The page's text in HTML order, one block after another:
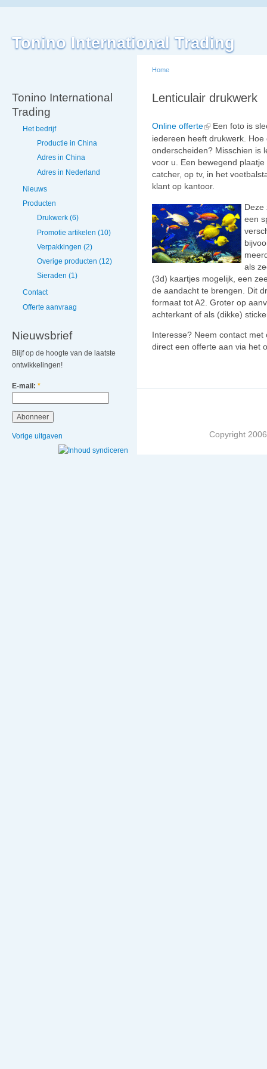
Tonino International Trading
Tonino International
Trading
Het bedrijf
Productie in China
Adres in China
Adres in Nederland
Nieuws
Producten
Drukwerk (6)
Promotie artikelen (10)
Verpakkingen (2)
Overige producten (12)
Sieraden (1)
Contact
Offerte aanvraag
Nieuwsbrief
Blijf op de hoogte van de laatste
ontwikkelingen!
E-mail: *
Vorige uitgaven
Home
Lenticulair drukwerk
Online offerte
Een foto is
iedereen heeft drukwerk.
onderscheiden? Misschien is
voor u. Een bewegend
catcher, op tv, in het
klant op kantoor.
Deze
een
als
(3d) kaartjes mogelijk, een
de aandacht te brengen. Dit
formaat tot A2. Groter op
achterkant of als (dikke)
Interesse? Neem contact
direct een offerte aan via het
Copyright